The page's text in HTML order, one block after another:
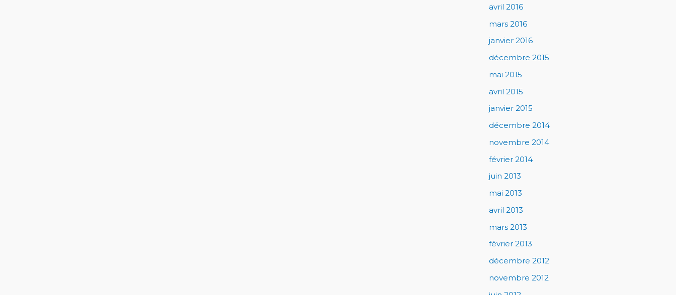
avril 2016
mars 2016
janvier 2016
décembre 2015
mai 2015
avril 2015
janvier 2015
décembre 2014
novembre 2014
février 2014
juin 2013
mai 2013
avril 2013
mars 2013
février 2013
décembre 2012
novembre 2012